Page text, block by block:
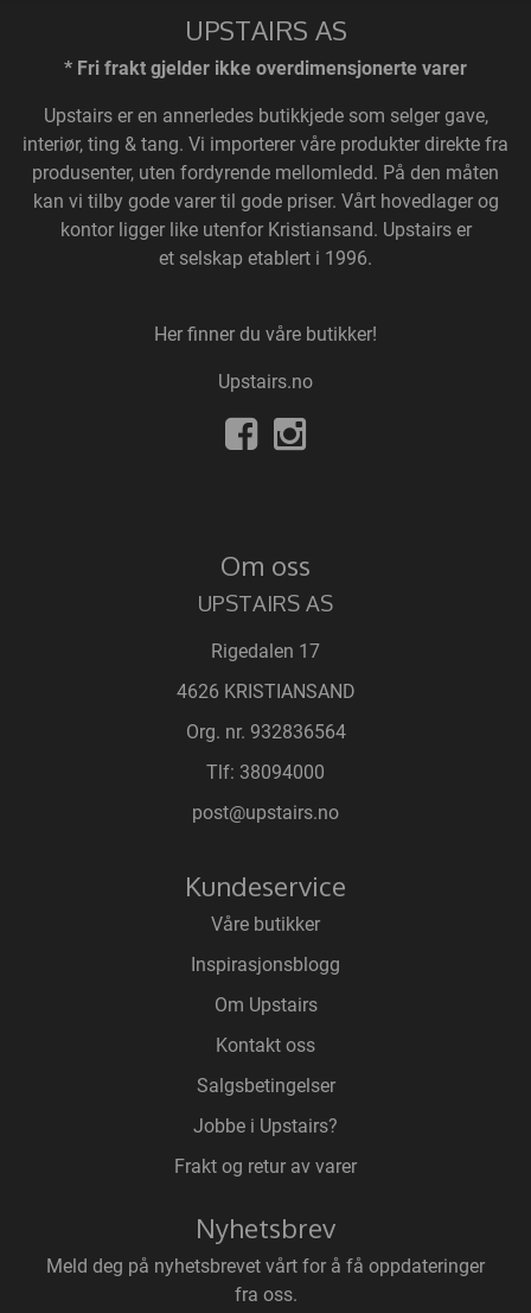
UPSTAIRS AS
* Fri frakt gjelder ikke overdimensjonerte varer
Upstairs er en annerledes butikkjede som selger gave,
interiør, ting & tang. Vi importerer våre produkter direkte fra
produsenter, uten fordyrende mellomledd. På den måten
kan vi tilby gode varer til gode priser. Vårt hovedlager og
kontor ligger like utenfor Kristiansand. Upstairs er
et selskap etablert i 1996.
Her finner du våre butikker!
Upstairs.no
Om oss
UPSTAIRS AS
Rigedalen 17
4626 KRISTIANSAND
Org. nr. 932836564
Tlf: 38094000
post@upstairs.no
Kundeservice
Våre butikker
Inspirasjonsblogg
Om Upstairs
Kontakt oss
Salgsbetingelser
Jobbe i Upstairs?
Frakt og retur av varer
Nyhetsbrev
Meld deg på nyhetsbrevet vårt for å få oppdateringer
fra oss.